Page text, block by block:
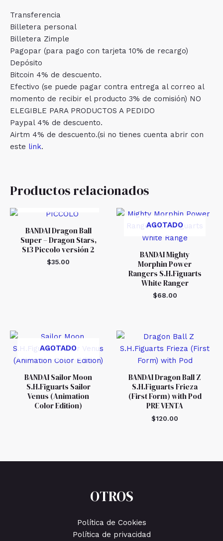
Transferencia
Billetera personal
Billetera Zimple
Pagopar (para pago con tarjeta 10% de recargo)
Depósito
Bitcoin 4% de descuento.
Efectivo (se puede pagar contra entrega al correo al
momento de recibir el producto 3% de comisión) NO
ELEGIBLE PARA PRODUCTOS A PEDIDO
Paypal 4% de descuento.
Airtm 4% de descuento.(si no tienes cuenta abrir con
este link.
Productos relacionados
BANDAI Dragon Ball
Super – Dragon Stars,
S13 Piccolo versión 2
$35.00
AGOTADO
BANDAI Mighty
Morphin Power
Rangers S.H.Figuarts
White Ranger
$68.00
AGOTADO
BANDAI Sailor Moon
S.H.Figuarts Sailor
Venus (Animation
Color Edition)
BANDAI Dragon Ball Z
S.H.Figuarts Frieza
(First Form) with Pod
PRE VENTA
$120.00
OTROS
Política de Cookies
Política de privacidad